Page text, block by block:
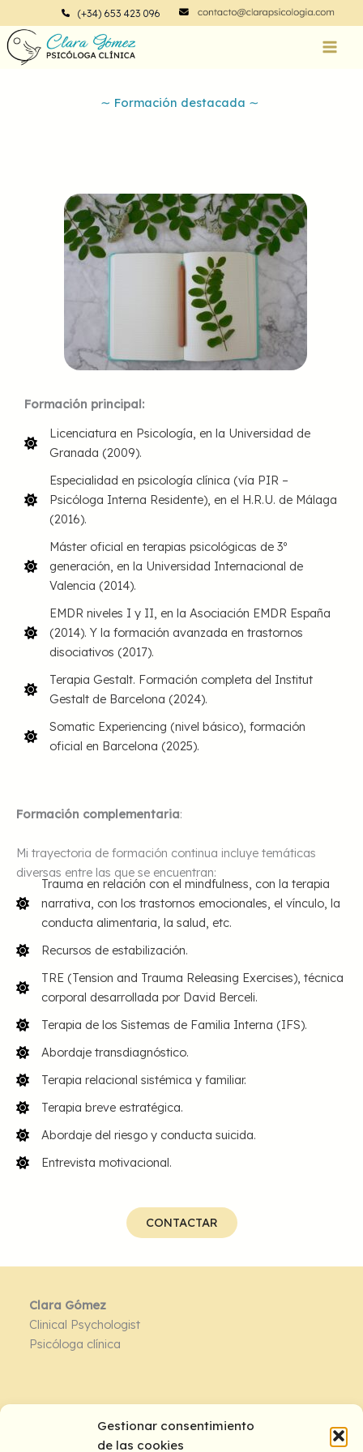
Gestionar consentimiento
de las cookies
al
contenido
(+34) 653 423 096
∼ Formación destacada ∼
Formación principal:
Licenciatura en Psicología, en la Universidad de
Granada (2009).
Especialidad en psicología clínica (vía PIR –
Psicóloga Interna Residente), en el H.R.U. de Málaga
(2016).
Máster oficial en terapias psicológicas de 3º
generación, en la Universidad Internacional de
Valencia (2014).
EMDR niveles I y II, en la Asociación EMDR España
(2014). Y la formación avanzada en trastornos
disociativos (2017).
Terapia Gestalt. Formación completa del Institut
Gestalt de Barcelona (2024).
Somatic Experiencing (nivel básico), formación
oficial en Barcelona (2025).
Formación complementaria:
Mi trayectoria de formación continua incluye temáticas
diversas entre las que se encuentran:
Trauma en relación con el mindfulness, con la terapia
narrativa, con los trastornos emocionales, el vínculo, la
conducta alimentaria, la salud, etc.
Recursos de estabilización.
TRE (Tension and Trauma Releasing Exercises), técnica
corporal desarrollada por David Berceli.
Terapia de los Sistemas de Familia Interna (IFS).
Abordaje transdiagnóstico.
Terapia relacional sistémica y familiar.
Terapia breve estratégica.
Abordaje del riesgo y conducta suicida.
Entrevista motivacional.
CONTACTAR
Clara Gómez
Clinical Psychologist
Psicóloga clínica
Contacto: